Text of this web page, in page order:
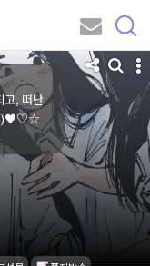
, 떠난
反)♥♡☆